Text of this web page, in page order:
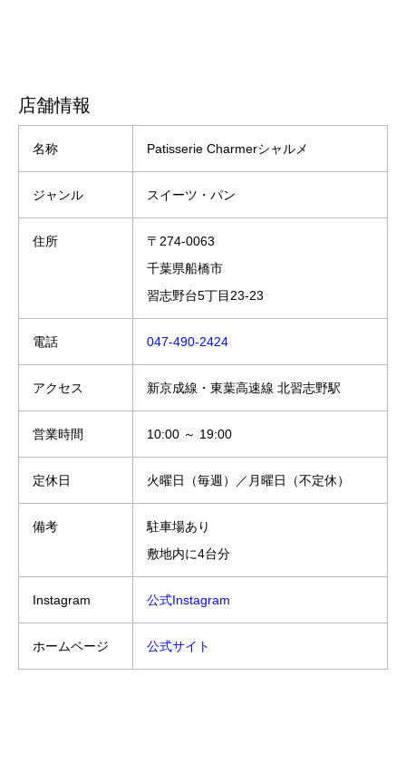
店舗情報
名称 Patisserie Charmerシャルメ
ジャンル スイーツ・パン
住所
〒274-0063
千葉県船橋市
習志野台5丁目23-23
電話 047-490-2424
アクセス 新京成線・東葉高速線 北習志野駅
営業時間 10:00 ～ 19:00
定休日 火曜日（毎週）／月曜日（不定休）
備考
駐車場あり
敷地内に4台分
Instagram 公式Instagram
ホームページ 公式サイト